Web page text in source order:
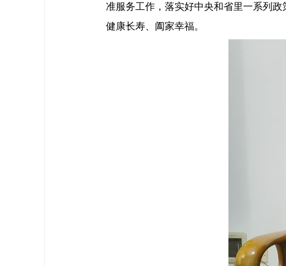
准服务工作，落实好中央和省里一系列
健康长寿、阖家幸福。